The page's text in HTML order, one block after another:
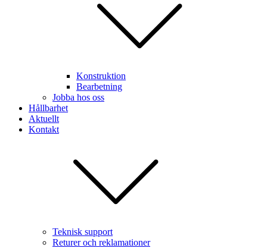
Konstruktion
Bearbetning
Jobba hos oss
Hållbarhet
Aktuellt
Kontakt
Teknisk support
Returer och reklamationer